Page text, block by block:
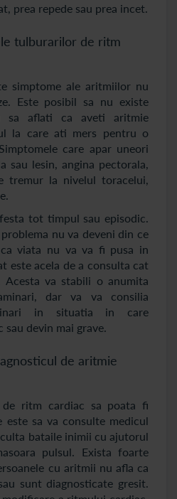
prea repede sau prea incet.
tulburarilor de ritm
simptome ale aritmiilor nu
Este posibil sa nu existe
sa aflati ca aveti aritmie
la care ati mers pentru o
care apar uneori
sau lesin, angina pectorala,
tremur la nivelul toracelui,
tot timpul sau episodic.
nu va deveni din ce
viata nu va va fi pusa in
este acela de a consulta cat
Acesta va stabili o anumita
dar va va consilia
in situatia in care
sau devin mai grave.
de aritmie
ritm cardiac sa poata fi
este sa va consulte medicul
bataile inimii cu ajutorul
pulsul. Exista foarte
cu aritmii nu afla ca
sunt diagnosticate gresit.